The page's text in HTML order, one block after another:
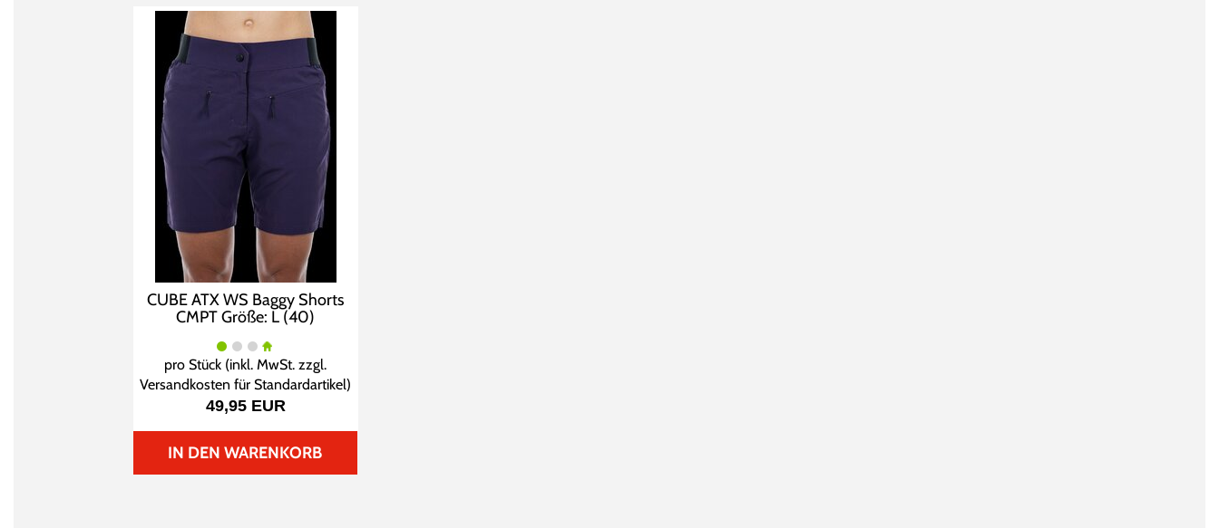
CUBE ATX WS Baggy Shorts
CMPT Größe: L (40)
pro Stück (inkl. MwSt. zzgl.
Versandkosten für Standardartikel)
49,95 EUR
IN DEN WARENKORB